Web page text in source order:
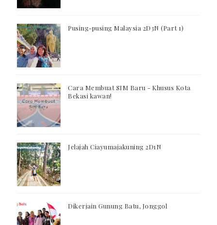
Pusing-pusing Malaysia 2D3N (Part 1)
Cara Membuat SIM Baru - Khusus Kota
Bekasi kawan!
Jelajah Ciayumajakuning 2D1N
Dikerjain Gunung Batu, Jonggol